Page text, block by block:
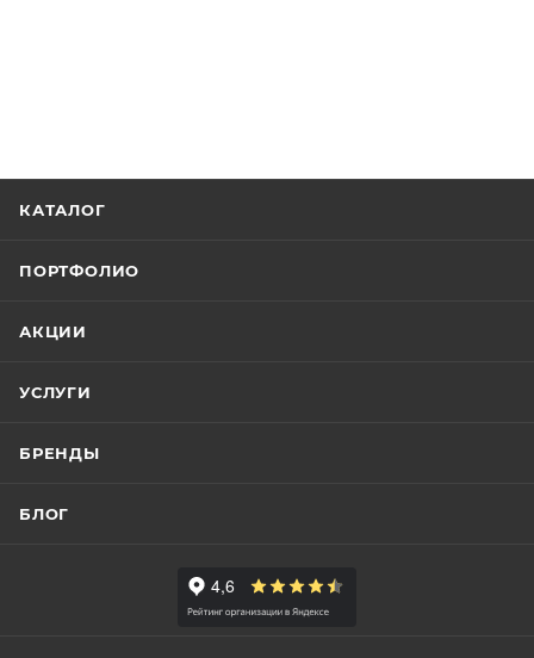
КАТАЛОГ
ПОРТФОЛИО
АКЦИИ
УСЛУГИ
БРЕНДЫ
БЛОГ